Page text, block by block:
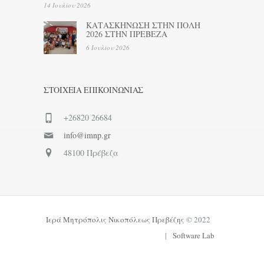
14 Ιουλίου 2026
ΚΑΤΑΣΚΗΝΩΣΗ ΣΤΗΝ ΠΟΛΗ
2026 ΣΤΗΝ ΠΡΕΒΕΖΑ
6 Ιουλίου 2026
ΣΤΟΙΧΕΊΑ ΕΠΙΚΟΙΝΩΝΊΑΣ
+26820 26684
info@imnp.gr
48100 Πρέβεζα
Ιερά Μητρόπολις Νικοπόλεως Πρεβέζης © 2022
| Software Lab